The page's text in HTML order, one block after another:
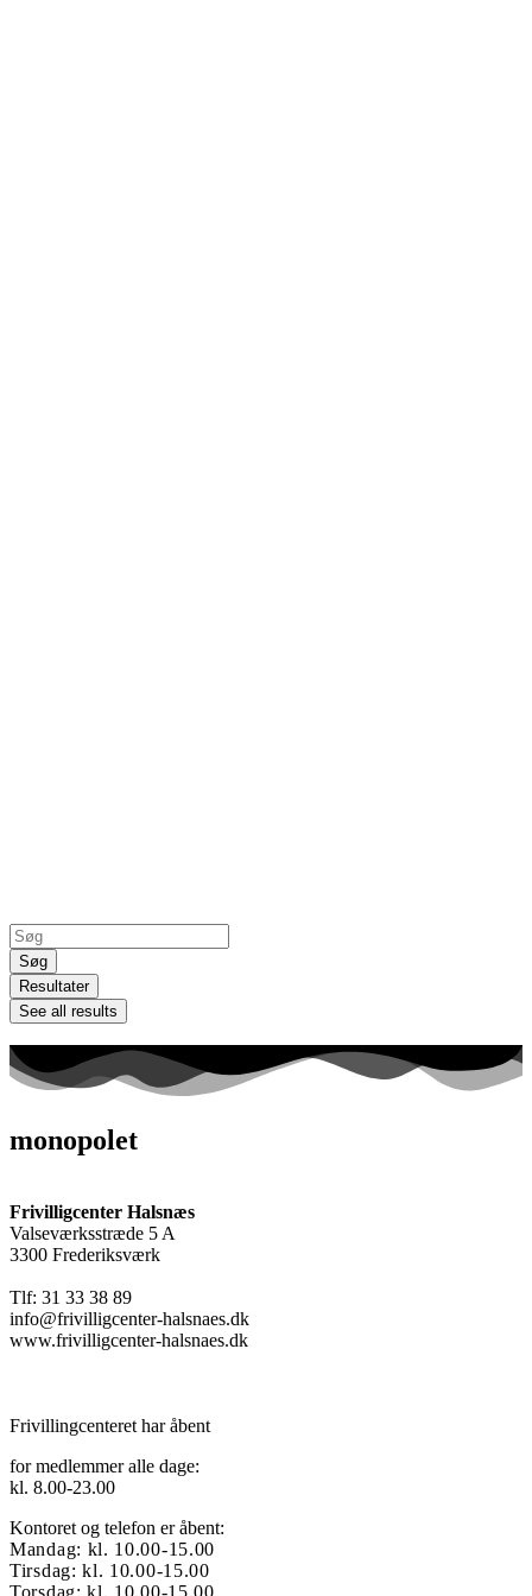
Search
...Søg
Resultater
See all results
monopolet
Frivilligcenter Halsnæs
Valseværksstræde 5 A
3300 Frederiksværk
Tlf: 31 33 38 89
info@frivilligcenter-halsnaes.dk
www.frivilligcenter-halsnaes.dk
Frivillingcenteret har åbent
for medlemmer alle dage:
kl. 8.00-23.00
Kontoret og telefon er åbent:
Mandag: kl. 10.00-15.00
Tirsdag: kl. 10.00-15.00
Torsdag: kl. 10.00-15.00